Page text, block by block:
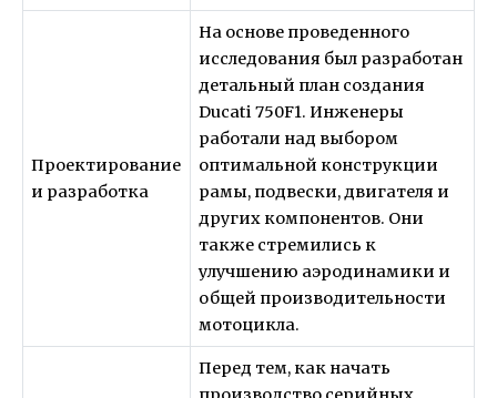
Проектирование
и разработка
На основе проведенного
исследования был разработан
детальный план создания
Ducati 750F1. Инженеры
работали над выбором
оптимальной конструкции
рамы, подвески, двигателя и
других компонентов. Они
также стремились к
улучшению аэродинамики и
общей производительности
мотоцикла.
Перед тем, как начать